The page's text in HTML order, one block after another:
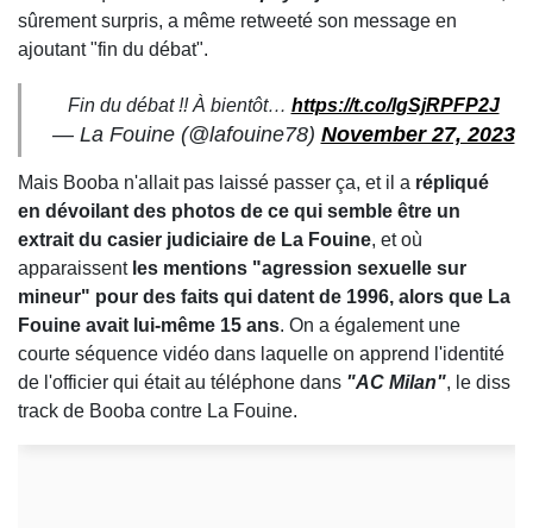
sûrement surpris, a même retweeté son message en
ajoutant "fin du débat".
Fin du débat !! À bientôt… https://t.co/lgSjRPFP2J
— La Fouine (@lafouine78) November 27, 2023
Mais Booba n'allait pas laissé passer ça, et il a répliqué
en dévoilant des photos de ce qui semble être un
extrait du casier judiciaire de La Fouine, et où
apparaissent les mentions "agression sexuelle sur
mineur" pour des faits qui datent de 1996, alors que La
Fouine avait lui-même 15 ans. On a également une
courte séquence vidéo dans laquelle on apprend l'identité
de l'officier qui était au téléphone dans "AC Milan", le diss
track de Booba contre La Fouine.